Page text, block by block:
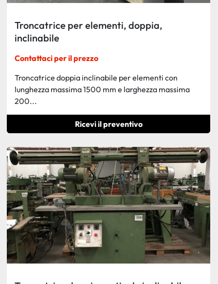
Troncatrice per elementi, doppia,
inclinabile
Contattaci per il prezzo
Troncatrice doppia inclinabile per elementi con
lunghezza massima 1500 mm e larghezza massima
200...
Ricevi il preventivo